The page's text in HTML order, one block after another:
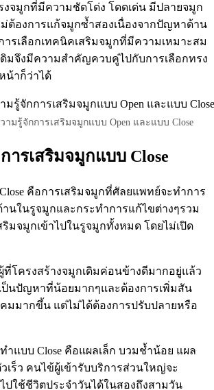
งจมูกที่มีความชัดโด่ง โดดเด่น มีปลายจมูก
ต้องการแก้จมูกซ้ำสองเนื่องจากปัญหาด้าน
ารเลือกเทคนิคเสริมจมูกที่มีความเหมาะสม
ดิมจึงมีความสำคัญควบคู่ไปกับการเลือกทรง
น้าก็ว่าได้
ามรู้จักการเสริมจมูกแบบ Open และแบบ Close
ารเสริมจมูกแบบ Close
คือการเสริมจมูกที่ศัลยแพทย์จะทำการ
นในรูจมูกและกระทำการแก้ไขต่างๆรวม
มจมูกเข้าไปในรูจมูกทั้งหมด โดยไม่เปิด
ที่โครงสร้างจมูกเดิมค่อนข้างดีมากอยู่แล้ว
นปัญหาที่น้อยมากๆและต้องการเพิ่มสัน
มมากขึ้น แต่ไม่ได้ต้องการปรับปลายหรือ
ำแบบ Close คือแผลเล็ก บวมช้ำน้อย แผล
เร็ว คนไข้ผู้เข้ารับบริการส่วนใหญ่จะ
ปใช้ชีวิตประจำวันได้ในสองถึงสามวัน